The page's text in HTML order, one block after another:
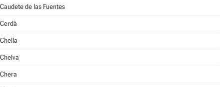
Caudete de las Fuentes
Cerdà
Chella
Chelva
Chera